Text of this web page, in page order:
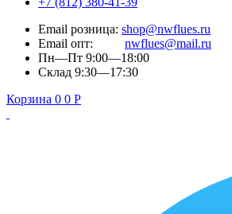
Email розница: shop@nwflues.ru
Email опт: nwflues@mail.ru
Пн—Пт 9:00—18:00
Склад 9:30—17:30
Корзина 0 0 Р